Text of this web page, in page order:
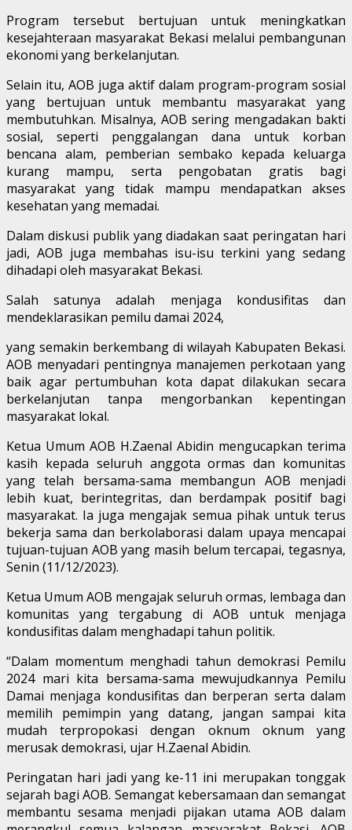
Program tersebut bertujuan untuk meningkatkan
kesejahteraan masyarakat Bekasi melalui pembangunan
ekonomi yang berkelanjutan.
Selain itu, AOB juga aktif dalam program-program sosial
yang bertujuan untuk membantu masyarakat yang
membutuhkan. Misalnya, AOB sering mengadakan bakti
sosial, seperti penggalangan dana untuk korban
bencana alam, pemberian sembako kepada keluarga
kurang mampu, serta pengobatan gratis bagi
masyarakat yang tidak mampu mendapatkan akses
kesehatan yang memadai.
Dalam diskusi publik yang diadakan saat peringatan hari
jadi, AOB juga membahas isu-isu terkini yang sedang
dihadapi oleh masyarakat Bekasi.
Salah satunya adalah menjaga kondusifitas dan
mendeklarasikan pemilu damai 2024,
yang semakin berkembang di wilayah Kabupaten Bekasi.
AOB menyadari pentingnya manajemen perkotaan yang
baik agar pertumbuhan kota dapat dilakukan secara
berkelanjutan tanpa mengorbankan kepentingan
masyarakat lokal.
Ketua Umum AOB H.Zaenal Abidin mengucapkan terima
kasih kepada seluruh anggota ormas dan komunitas
yang telah bersama-sama membangun AOB menjadi
lebih kuat, berintegritas, dan berdampak positif bagi
masyarakat. Ia juga mengajak semua pihak untuk terus
bekerja sama dan berkolaborasi dalam upaya mencapai
tujuan-tujuan AOB yang masih belum tercapai, tegasnya,
Senin (11/12/2023).
Ketua Umum AOB mengajak seluruh ormas, lembaga dan
komunitas yang tergabung di AOB untuk menjaga
kondusifitas dalam menghadapi tahun politik.
“Dalam momentum menghadi tahun demokrasi Pemilu
2024 mari kita bersama-sama mewujudkannya Pemilu
Damai menjaga kondusifitas dan berperan serta dalam
memilih pemimpin yang datang, jangan sampai kita
mudah terpropokasi dengan oknum oknum yang
merusak demokrasi, ujar H.Zaenal Abidin.
Peringatan hari jadi yang ke-11 ini merupakan tonggak
sejarah bagi AOB. Semangat kebersamaan dan semangat
membantu sesama menjadi pijakan utama AOB dalam